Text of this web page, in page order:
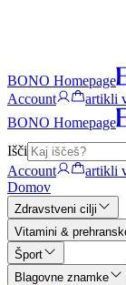
BONO Homepage
Account
artikli
BONO Homepage
Išči
Account
artikli
Domov
Zdravstveni cilji
Vitamini &
Šport
Blagovne znamke